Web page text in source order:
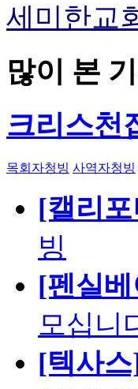
세미한교
많이 본
크리스천
목회자청빙 사역자청빙
[캘리
빙
[펜실
모십니
[텍사